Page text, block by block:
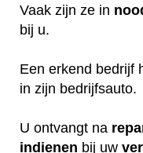
Vaak zijn ze in
bij u.
Een erkend bedrijf
in zijn bedrijfsauto.
U ontvangt na
indienen bij uw